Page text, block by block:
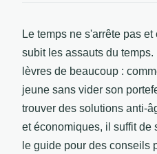
Le temps ne s'arrête pas
subit les assauts du
lèvres de beaucoup :
jeune sans vider son
trouver des solutions anti-
et économiques, il suffit de
le guide pour des conseils